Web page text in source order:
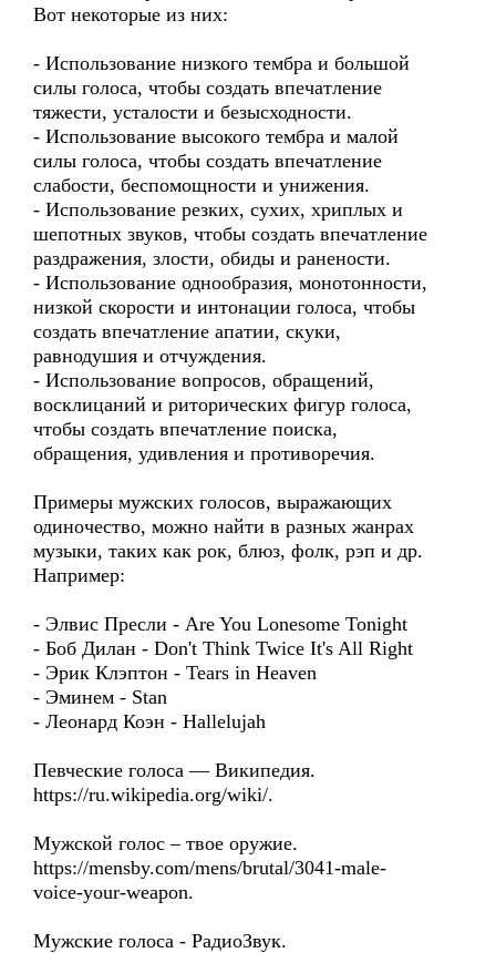
Вот некоторые из них:
- Использование низкого тембра и большой
силы голоса, чтобы создать впечатление
тяжести, усталости и безысходности.
- Использование высокого тембра и малой
силы голоса, чтобы создать впечатление
слабости, беспомощности и унижения.
- Использование резких, сухих, хриплых и
шепотных звуков, чтобы создать впечатление
раздражения, злости, обиды и ранености.
- Использование однообразия, монотонности,
низкой скорости и интонации голоса, чтобы
создать впечатление апатии, скуки,
равнодушия и отчуждения.
- Использование вопросов, обращений,
восклицаний и риторических фигур голоса,
чтобы создать впечатление поиска,
обращения, удивления и противоречия.
Примеры мужских голосов, выражающих
одиночество, можно найти в разных жанрах
музыки, таких как рок, блюз, фолк, рэп и др.
Например:
- Элвис Пресли - Are You Lonesome Tonight
- Боб Дилан - Don't Think Twice It's All Right
- Эрик Клэптон - Tears in Heaven
- Эминем - Stan
- Леонард Коэн - Hallelujah
Певческие голоса — Википедия.
https://ru.wikipedia.org/wiki/.
Мужской голос – твое оружие.
https://mensby.com/mens/brutal/3041-male-
voice-your-weapon.
Мужские голоса - РадиоЗвук.